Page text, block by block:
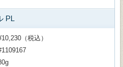
PL
（税込）